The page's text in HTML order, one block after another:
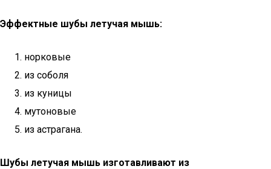
Эффектные шубы летучая мышь:
норковые
из соболя
из куницы
мутоновые
из астрагана.
Шубы летучая мышь изготавливают из